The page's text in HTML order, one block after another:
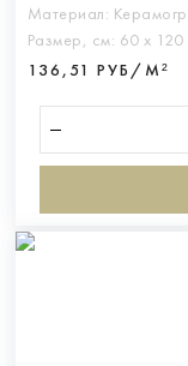
Материал:
Размер, см: 60 х 120
136,51 РУБ/М²